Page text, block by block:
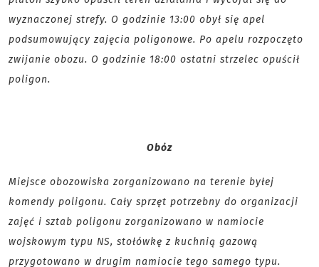
wyznaczonej strefy. O godzinie 13:00 obył się apel
podsumowujący zajęcia poligonowe. Po apelu rozpoczęto
zwijanie obozu. O godzinie 18:00 ostatni strzelec opuścił
poligon.
Obóz
Miejsce obozowiska zorganizowano na terenie byłej
komendy poligonu. Cały sprzęt potrzebny do organizacji
zajęć i sztab poligonu zorganizowano w namiocie
wojskowym typu NS, stołówkę z kuchnią gazową
przygotowano w drugim namiocie tego samego typu.